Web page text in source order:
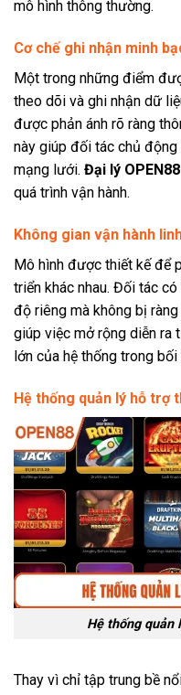
mô hình thông thường.
Cơ chế ghi nhận minh
Một trong những điểm
theo dõi và ghi nhận dữ
được phản ánh rõ ràng
này giúp đối tác chủ
mạng lưới. Đại lý OPEN88
quá trình vận hành.
Không gian vận hành
Mô hình được thiết kế để
triển khác nhau. Đối tác
độ riêng mà không bị
giúp việc mở rộng diễn ra
lớn của hệ thống trong
Hệ thống quản lý hỗ trợ
Hệ thống quản
Thay vì chỉ tập trung bề